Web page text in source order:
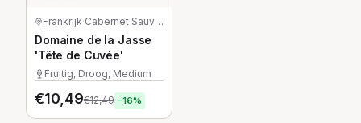
Frankrijk· Cabernet Sauvignon
Domaine de la Jasse
'Tête de Cuvée'
Fruitig, Droog, Medium
€10,49€12,49 -16%